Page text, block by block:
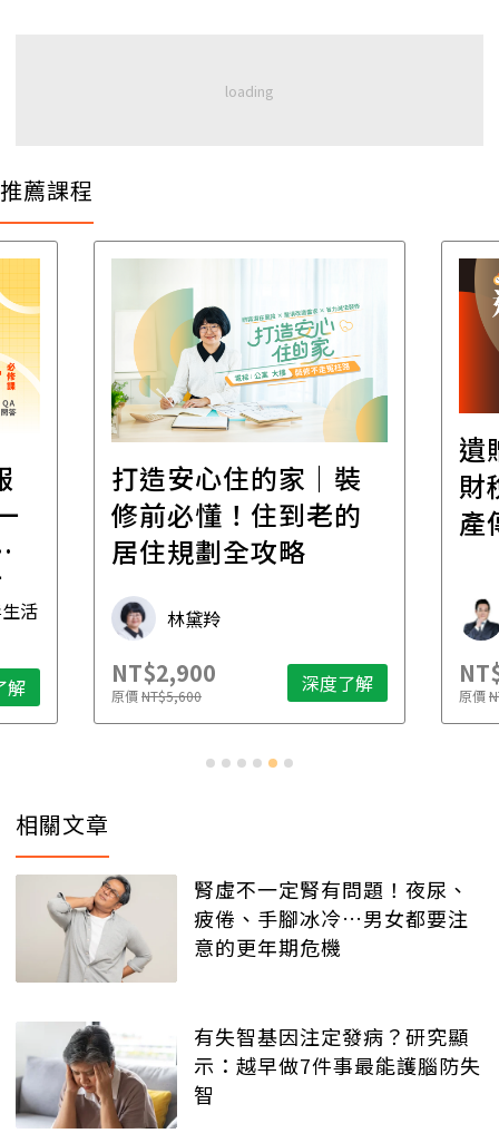
推薦課程
解
遺贈稅規劃直播課│
財稅專家親授，讓資
產傳承更有效率
財稅專家 朱家棟
NT$2,500
原價NT$4,888 深度了解
百
經
原價
相關文章
腎虛不一定腎有問題！夜尿、
疲倦、手腳冰冷…男女都要注
意的更年期危機
有失智基因注定發病？研究顯
示：越早做7件事最能護腦防失
智